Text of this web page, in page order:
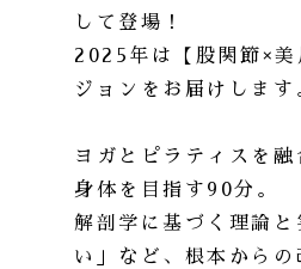
して登場！
2025年は【股関節×美
ジョンをお届けします
ヨガとピラティスを
身体を目指す90分。
解剖学に基づく理論
い」など、根本からの